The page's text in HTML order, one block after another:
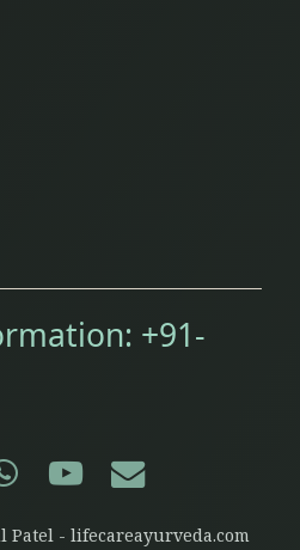
+91-
WhatsApp
YouTube
E-mail
Patel - lifecareayurveda.com